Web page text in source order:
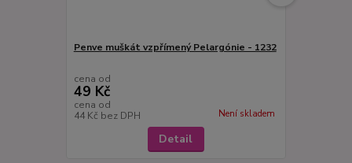
Penve muškát vzpřímený Pelargónie - 1232
cena od
49 Kč
cena od
44 Kč bez DPH Není skladem
Detail